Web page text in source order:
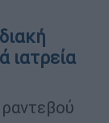
ιατρεία